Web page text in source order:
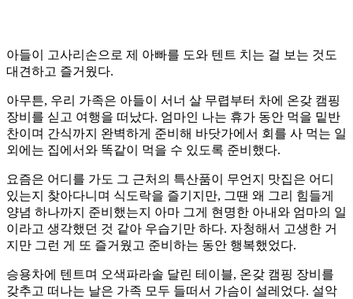
아들이 고사리손으로 제 아빠를 도와 텐트 치는 걸 보는 것도
대견하고 즐거웠다.
아무튼, 우리 가족은 아들이 서너 살 무렵부터 차에 온갖 캠핑
장비를 싣고 여행을 떠났다. 엄마인 나는 휴가 동안 먹을 밑반
찬이며 간식까지 완벽하게 준비해 바닷가에서 회를 사 먹는 일
외에는 집에서와 똑같이 먹을 수 있도록 준비했다.
요즘은 어디를 가도 그 근처의 특산품이 무언지 맛집은 어디
있는지 찾아다니며 식도락을 즐기지만, 그땐 왜 그리 힘들게
양념 하나까지 준비했는지 아마 그게 현명한 아내와 엄마의 일
이라고 생각했던 것 같아 우습기만 하다. 자청해서 고생한 거
지만 그런 게 또 즐거웠고 준비하는 동안 행복했었다.
승용차에 텐트며 오색파라솔 달린 테이블, 온갖 캠핑 장비를
갖추고 떠나는 날은 가족 모두 들떠서 가슴이 설레었다. 설악